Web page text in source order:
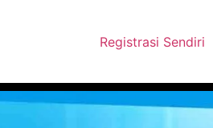
Registrasi Sendiri